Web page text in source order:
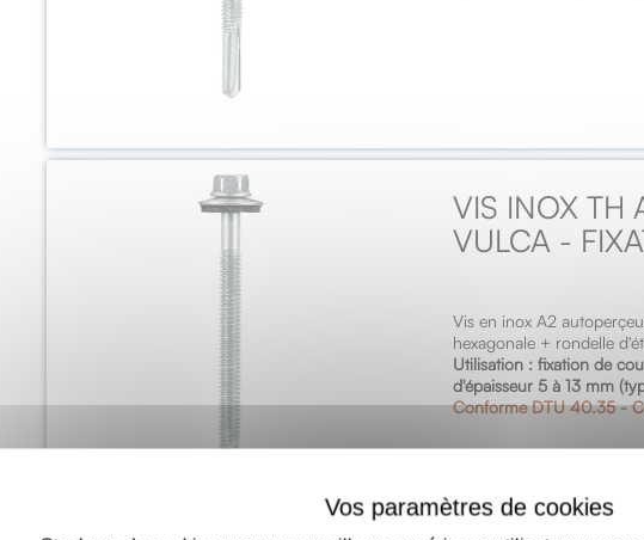
VIS INOX TH
VULCA -
Vis en inox A2
hexagonale + rondelle
Utilisation : fixation de
d'épaisseur 5 à 13 mm
Conforme DTU 40.35 -